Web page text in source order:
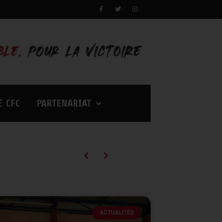
CFC PARTENARIAT
ACTUALITÉS